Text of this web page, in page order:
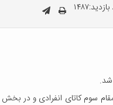
شد.
بخش پسران محمد نیک اندیش مقام اول کمیته (۷۵ کیلو گرم)، ابوالفضل